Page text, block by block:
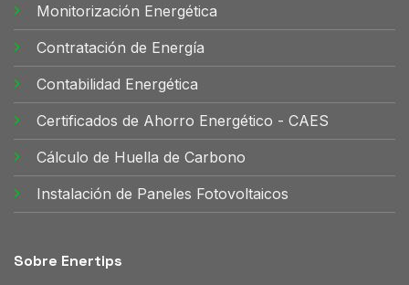
Monitorización Energética
Contratación de Energía
Contabilidad Energética
Certificados de Ahorro Energético - CAES
Cálculo de Huella de Carbono
Instalación de Paneles Fotovoltaicos
Sobre Enertips